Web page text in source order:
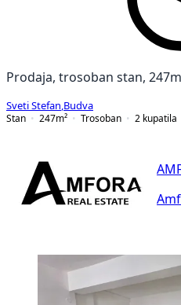
Prodaja, trosoban stan,
Sveti Stefan Budva
Stan
247m² Trosoban 2 kupatila